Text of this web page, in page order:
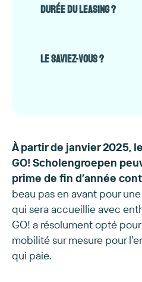
que d’un mois pour
d’intention pour
Une majorité
max. de débuts
Durée du leasing ?
Le saviez-vous ?
À partir de janvier 2025,
GO! Scholengroepen
prime de fin d’année
beau pas en avant pour
qui sera accueillie avec
GO! a résolument opté
mobilité sur mesure pour
qui paie.